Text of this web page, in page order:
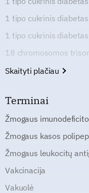
1 tipo cukrinis
1 tipo cukrinis
18 chromosomos
Skaityti plačiau
Terminai
Žmogaus
Žmogaus kasos
Žmogaus leukocitų
Vakcinacija
Vakuolė